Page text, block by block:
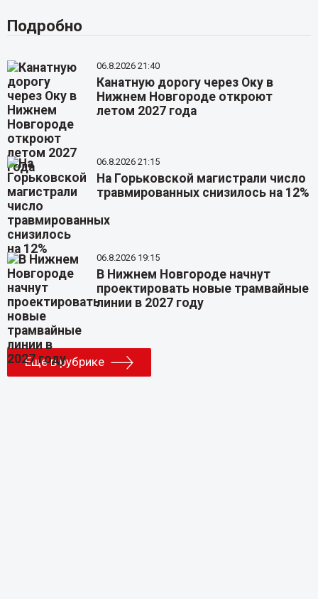
Подробно
06.8.2026 21:40
Канатную дорогу через Оку в
Нижнем Новгороде откроют
летом 2027 года
06.8.2026 21:15
На Горьковской магистрали число
травмированных снизилось на 12%
06.8.2026 19:15
В Нижнем Новгороде начнут
проектировать новые трамвайные
линии в 2027 году
Еще в рубрике